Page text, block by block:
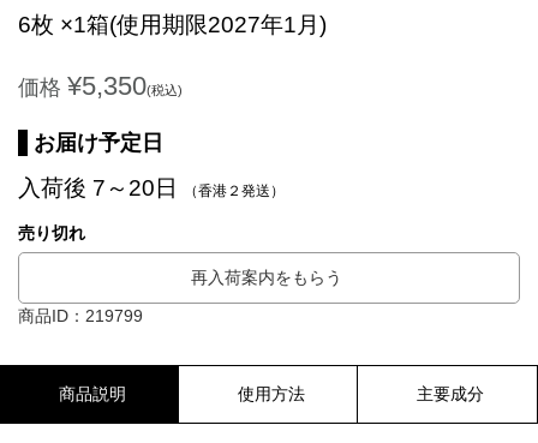
6枚 ×1箱(使用期限2027年1月)
価格 ¥5,350(税込)
お届け予定日
入荷後 7～20日 （香港２発送）
売り切れ
再入荷案内をもらう
商品ID：219799
商品説明 使用方法 主要成分